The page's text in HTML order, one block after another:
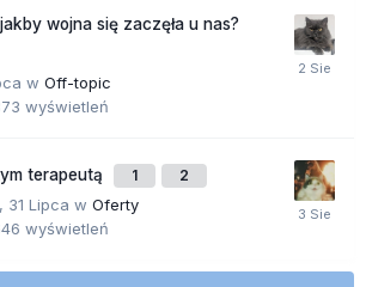
wojna się zaczęła u nas?
w Off-topic
wyświetleń
terapeutą 1 2
, 31 Lipca w Oferty
wyświetleń